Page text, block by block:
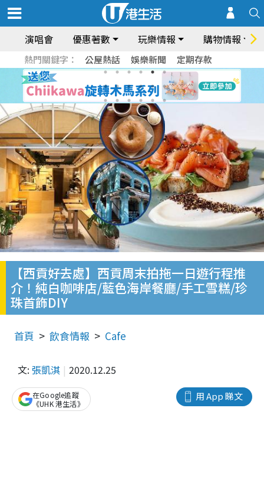
演唱會 優惠著數 玩樂情報 購物情報
熱門關鍵字： 公屋熱話 娛樂新聞 定期存款
【西貢好去處】西貢周末拍拖一日遊行程推
介！純白咖啡店/藍色海岸餐廳/手工雪糕/珍
珠首飾DIY
首頁 飲食情報 Cafe
文: 張凱淇 2020.12.25
用 App 睇文
在Google追蹤
《UHK 港生活》